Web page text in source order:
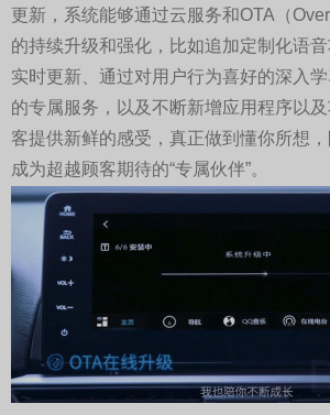
更新，系统能够通过云服务和OTA（
的持续升级和强化，比如追加定制化语
实时更新、通过对用户行为喜好的深入
的专属服务，以及不断新增应用程序以
客提供新鲜的感受，真正做到懂你所想
成为超越顾客期待的“专属伙伴”。